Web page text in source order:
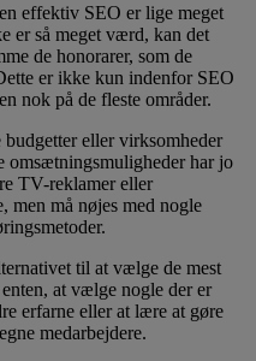
effektiv SEO er lige meget
er så meget værd, kan det
de honorarer, som de
er ikke kun indenfor SEO
nok på de fleste områder.
eller virksomheder
omsætningsmuligheder har jo
TV-reklamer eller
men må nøjes med nogle
til at vælge de mest
at vælge nogle der er
erfarne eller at lære at gøre
medarbejdere.